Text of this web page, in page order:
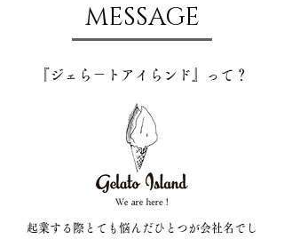
MESSAGE
『ジェら－トアイらンド』って？
起業する際とても悩んだひとつが会社名でし